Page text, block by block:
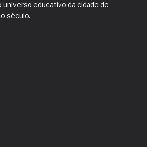
universo educativo da cidade de
século.